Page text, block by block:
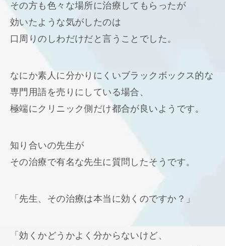
その方も色々な場所に治療してもらったが
効いたような気がしたのは
口周りのしわだけだと言うことでした。
なにか素人に分かりにくいブラックボックス的な
専門用語を売りにしている場合、
極端にクリニック側だけ都合が良いようです。
知り合いの先生が
その治療で有名な先生に質問したそうです。
「先生、その治療は本当に効くのですか？」
「効くかどうかよく分からないけど、